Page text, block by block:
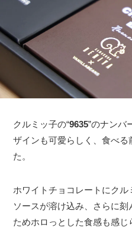
クルミッ子の“9635”のナンバ
ザインも可愛らしく、食べ
た。
ホワイトチョコレートにク
ソースが溶け込み、さらに
ためホロっとした食感も感じ